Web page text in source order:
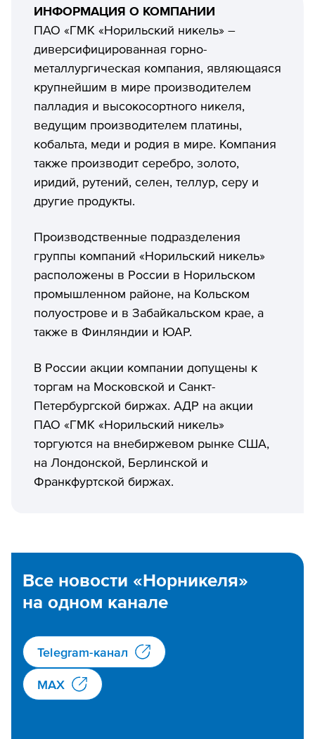
ИНФОРМАЦИЯ О КОМПАНИИ
ПАО «ГМК «Норильский никель» –
диверсифицированная горно-
металлургическая компания, являющаяся
крупнейшим в мире производителем
палладия и высокосортного никеля,
ведущим производителем платины,
кобальта, меди и родия в мире. Компания
также производит серебро, золото,
иридий, рутений, селен, теллур, серу и
другие продукты.
Производственные подразделения
группы компаний «Норильский никель»
расположены в России в Норильском
промышленном районе, на Кольском
полуострове и в Забайкальском крае, а
также в Финляндии и ЮАР.
В России акции компании допущены к
торгам на Московской и Санкт-
Петербургской биржах. АДР на акции
ПАО «ГМК «Норильский никель»
торгуются на внебиржевом рынке США,
на Лондонской, Берлинской и
Франкфуртской биржах.
Все новости «Норникеля»
на одном канале
Telegram-канал
MAX